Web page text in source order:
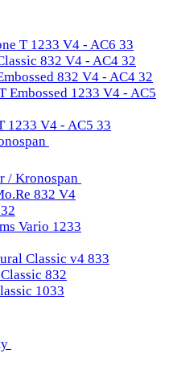
T 1233 V4 - AC6 33
832 V4 - AC4 32
832 V4 - AC4 32
Embossed 1233 V4 - AC5
1233 V4 - AC5 33
/ Kronospan
832 V4
Vario 1233
Classic v4 833
832
1033